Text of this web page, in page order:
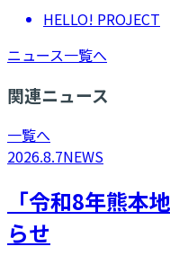
HELLO! PROJECT
ニュース一覧へ
関連ニュース
一覧へ
2026.8.7NEWS
「令和8年熊本
らせ